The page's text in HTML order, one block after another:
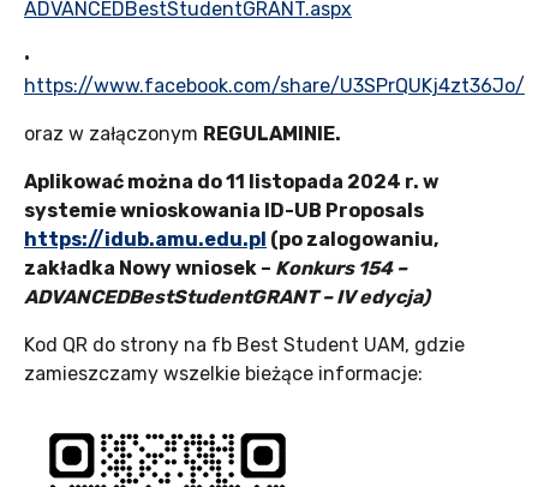
ADVANCEDBestStudentGRANT.aspx
·
https://www.facebook.com/share/U3SPrQUKj4zt36Jo/
oraz w załączonym REGULAMINIE.
Aplikować można do 11 listopada 2024 r. w
systemie wnioskowania ID-UB Proposals
https://idub.amu.edu.pl (po zalogowaniu,
zakładka Nowy wniosek – Konkurs 154 –
ADVANCEDBestStudentGRANT – IV edycja)
Kod QR do strony na fb Best Student UAM, gdzie
zamieszczamy wszelkie bieżące informacje: